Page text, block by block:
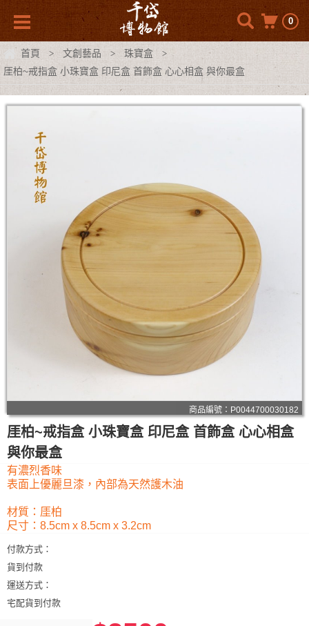
0
首頁 > 文創藝品 > 珠寶盒 >
厓柏~戒指盒 小珠寶盒 印尼盒 首飾盒 心心相盒 與你最盒
商品編號：P0044700030182
厓柏~戒指盒 小珠寶盒 印尼盒 首飾盒 心心相盒
與你最盒
有濃烈香味
表面上優麗旦漆，內部為天然護木油
材質：厓柏
尺寸：8.5cm x 8.5cm x 3.2cm
付款方式：
貨到付款
運送方式：
宅配貨到付款